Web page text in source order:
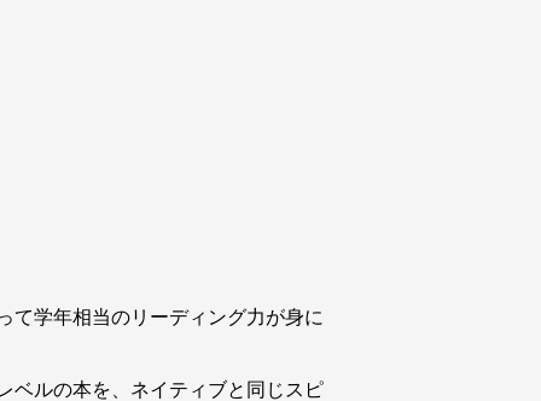
て学年相当のリーディング力が身に
ベルの本を、ネイティブと同じスピ